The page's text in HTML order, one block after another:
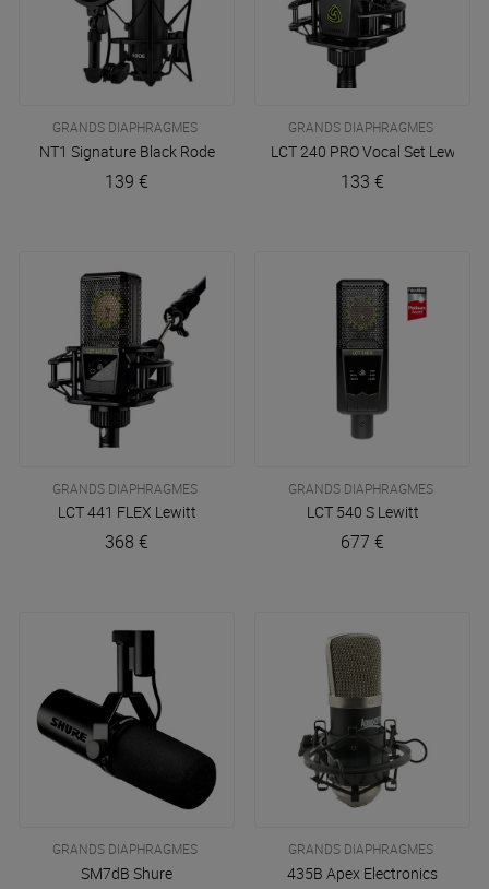
GRANDS DIAPHRAGMES
NT1 Signature Black Rode
139 €
GRANDS DIAPHRAGMES
LCT 240 PRO Vocal Set Lewitt
133 €
GRANDS DIAPHRAGMES
LCT 441 FLEX Lewitt
368 €
GRANDS DIAPHRAGMES
LCT 540 S Lewitt
677 €
GRANDS DIAPHRAGMES
SM7dB Shure
GRANDS DIAPHRAGMES
435B Apex Electronics